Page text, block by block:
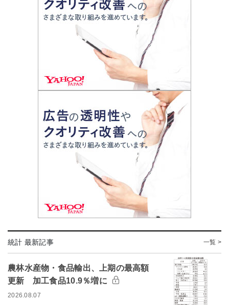
統計 最新記事 一覧 >
農林水産物・食品輸出、上期の最高額
更新 加工食品10.9％増に
2026.08.07